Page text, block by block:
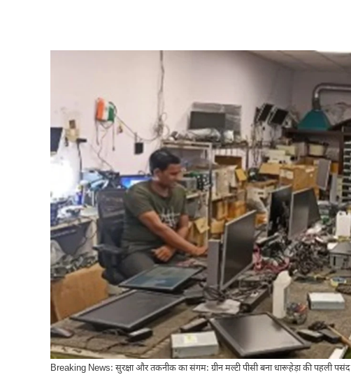
Breaking News: सुरक्षा और तकनीक का संगम: ग्रीन मल्टी पीसी बना धारूहेड़ा की पहली पसंद